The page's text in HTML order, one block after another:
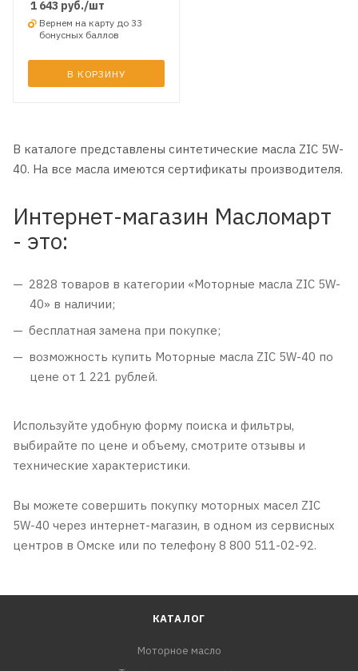
1 643 руб./шт
Вернем на карту до 33
бонусных баллов
В КОРЗИНУ
В каталоге представлены синтетические масла ZIC 5W-
40. На все масла имеются сертификаты производителя.
Интернет-магазин Масломарт
- это:
2828 товаров в категории «Моторные масла ZIC 5W-
40» в наличии;
бесплатная замена при покупке;
возможность купить Моторные масла ZIC 5W-40 по
цене от 1 221 рублей.
Используйте удобную форму поиска и фильтры,
выбирайте по цене и объему, смотрите отзывы и
технические характеристики.
Вы можете совершить покупку моторных масел ZIC
5W-40 через интернет-магазин, в одном из сервисных
центров в Омске или по телефону 8 800 511-02-92.
КАТАЛОГ
Моторное масло